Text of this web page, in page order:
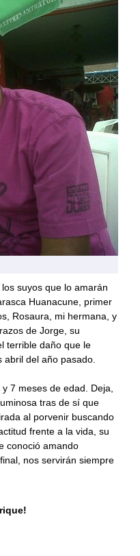
suyos que lo amarán
Huanacune, primer
Rosaura, mi hermana, y
de Jorge, su
terrible daño que le
del año pasado.
7 meses de edad. Deja,
tras de sí que
al porvenir buscando
frente a la vida, su
conoció amando
nos servirán siempre